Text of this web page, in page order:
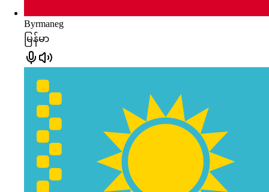
Byrmaneg
မြန်မာ